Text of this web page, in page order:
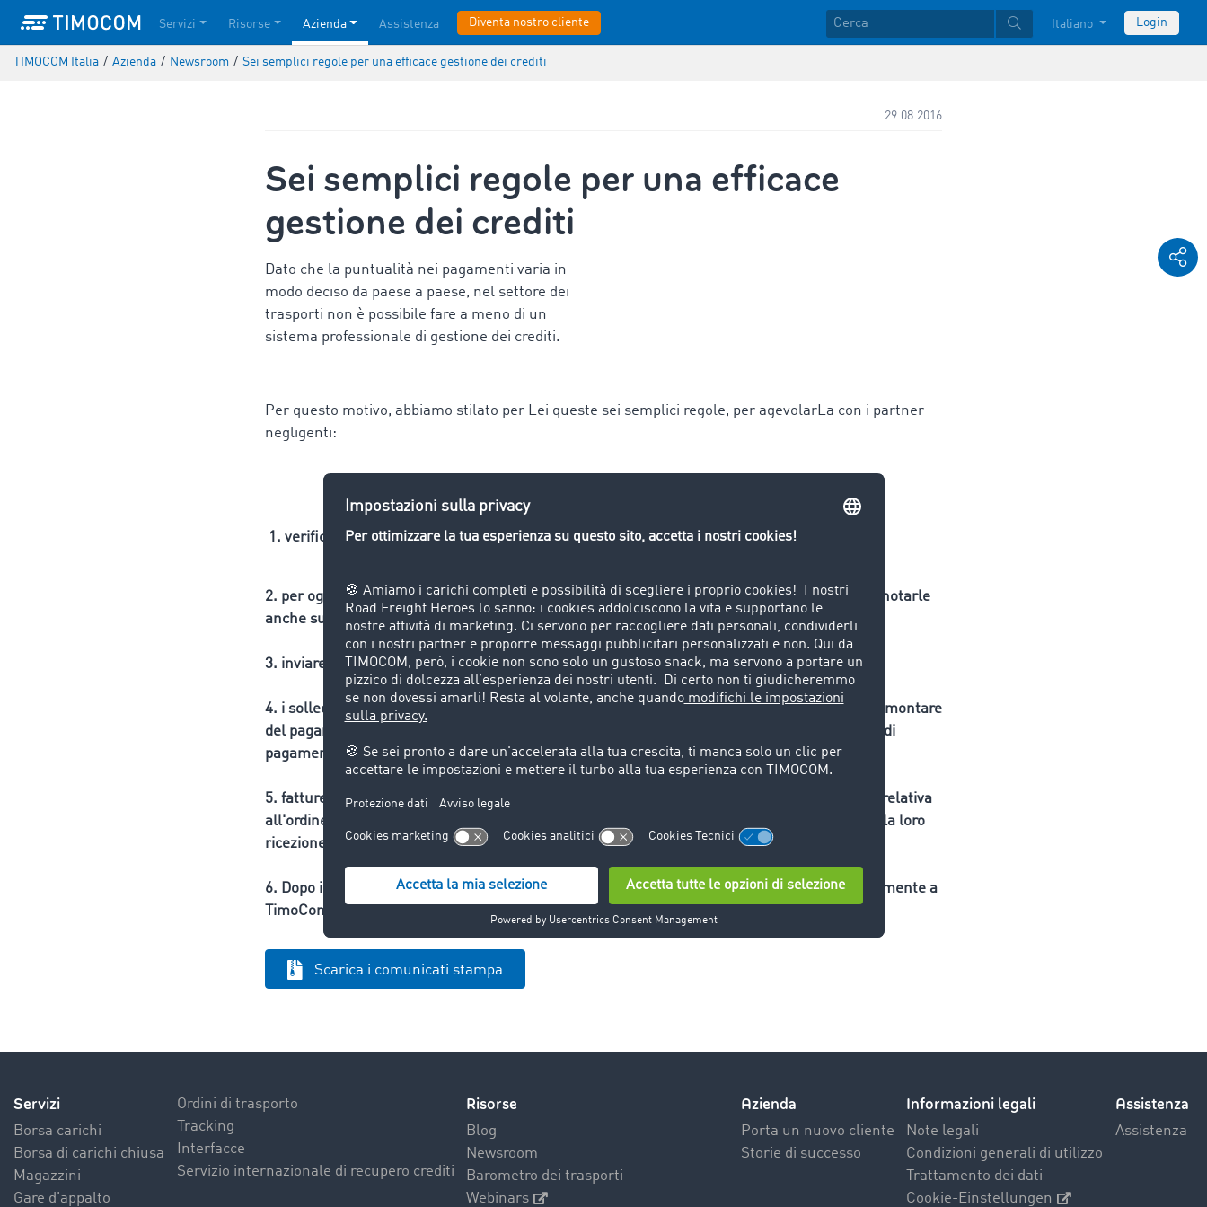
Servizi Risorse Azienda Assistenza Diventa nostro cliente Italiano Login
TIMOCOM Italia / Azienda / Newsroom / Sei semplici regole per una efficace gestione dei crediti
29.08.2016
Sei semplici regole per una efficace
gestione dei crediti
Dato che la puntualità nei pagamenti varia in
modo deciso da paese a paese, nel settore dei
trasporti non è possibile fare a meno di un
sistema professionale di gestione dei crediti.
Per questo motivo, abbiamo stilato per Lei queste sei semplici regole, per agevolarLa con i partner
negligenti:
1. verificare la solvibilità dei partner commerciali ogni due anni
2. per ogni incarico di trasporto verificare le indicazioni relative ai termini di pagamento e annotarle
anche sulla fattura
3. inviare il primo sollecito una settimana dopo la decorrenza del termine di pagamento
4. i solleciti devono sempre contenere: il debitore, il creditore, la richiesta di pagamento, l'ammontare
del pagamento, il numero di fattura e la data, la scadenza del pagamento e il nuovo termine di
pagamento
5. fatture e solleciti devono sempre essere inviati per raccomandata con la documentazione relativa
all'ordine di trasporto a cui si riferiscono, di modo che non possano esserci dubbi in merito alla loro
ricezione
6. Dopo il secondo sollecito e decorsi di 30 giorni dal termine di pagamento, ricorrere speditamente a
TimoCom CashCare
Scarica i comunicati stampa
Servizi
Borsa carichi
Borsa di carichi chiusa
Magazzini
Gare d'appalto
Ordini di trasporto
Tracking
Interfacce
Servizio internazionale di recupero crediti
Risorse
Blog
Newsroom
Barometro dei trasporti
Webinars
Azienda
Porta un nuovo cliente
Storie di successo
Informazioni legali
Note legali
Condizioni generali di utilizzo
Trattamento dei dati
Cookie-Einstellungen
Assistenza
Assistenza